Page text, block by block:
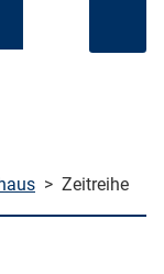
> Zeitreihe